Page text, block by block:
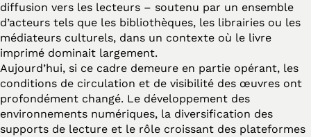
diffusion vers les lecteurs – soutenu par un ensemble
d’acteurs tels que les bibliothèques, les librairies ou les
médiateurs culturels, dans un contexte où le livre
imprimé dominait largement.
Aujourd’hui, si ce cadre demeure en partie opérant, les
conditions de circulation et de visibilité des œuvres ont
profondément changé. Le développement des
environnements numériques, la diversification des
supports de lecture et le rôle croissant des plateformes